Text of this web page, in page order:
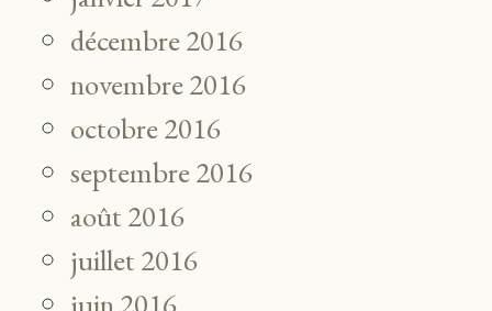
décembre 2016
novembre 2016
octobre 2016
septembre 2016
août 2016
juillet 2016